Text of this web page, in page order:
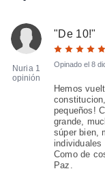
Nuria 1
opinión
"De 10!"
Opinado el 8
Hemos
pequeños!
grande,
súper bien,
Como de
Paz.